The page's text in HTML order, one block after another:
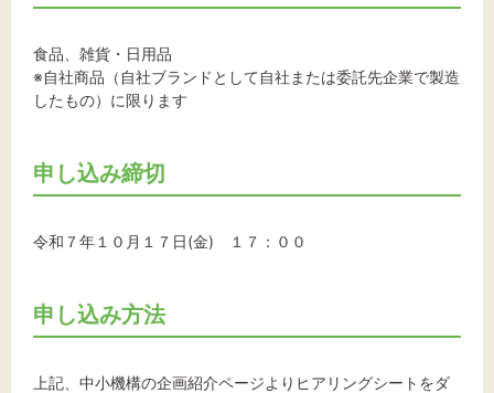
食品、雑貨・日用品
※自社商品（自社ブランドとして自社または委託先企業で製造
したもの）に限ります
申し込み締切
令和７年１０月１７日(金) １７：００
申し込み方法
上記、中小機構の企画紹介ページよりヒアリングシートをダ